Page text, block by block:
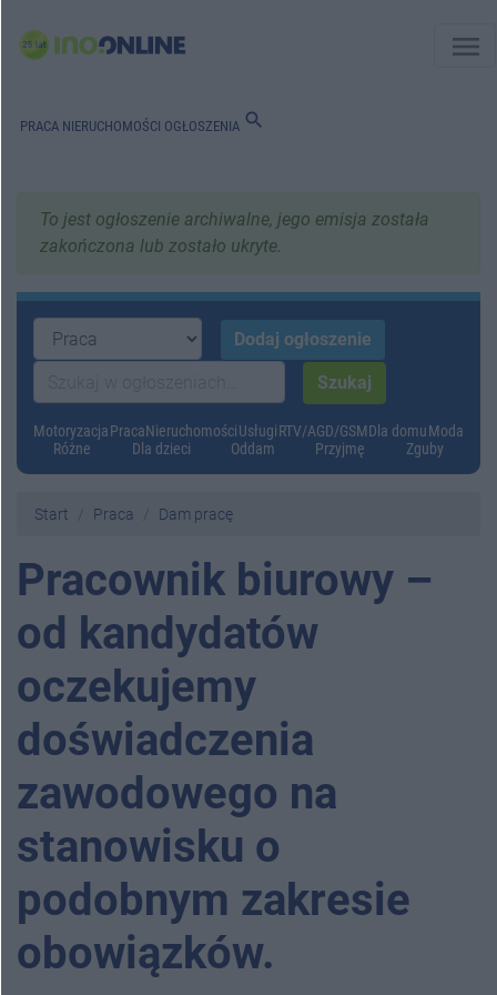
menu
PRACA NIERUCHOMOŚCI OGŁOSZENIA search
To jest ogłoszenie archiwalne, jego emisja została
zakończona lub zostało ukryte.
MotoryzacjaPracaNieruchomościUsługiRTV/AGD/GSMDla domuModa
Różne
Dla dzieci Oddam Przyjmę Zguby
Start Praca Dam pracę
Pracownik biurowy –
od kandydatów
oczekujemy
doświadczenia
zawodowego na
stanowisku o
podobnym zakresie
obowiązków.